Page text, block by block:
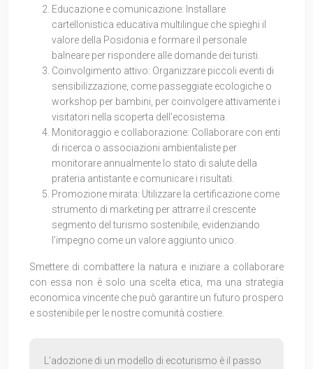
Educazione e comunicazione: Installare
cartellonistica educativa multilingue che spieghi il
valore della Posidonia e formare il personale
balneare per rispondere alle domande dei turisti.
Coinvolgimento attivo: Organizzare piccoli eventi di
sensibilizzazione, come passeggiate ecologiche o
workshop per bambini, per coinvolgere attivamente i
visitatori nella scoperta dell’ecosistema.
Monitoraggio e collaborazione: Collaborare con enti
di ricerca o associazioni ambientaliste per
monitorare annualmente lo stato di salute della
prateria antistante e comunicare i risultati.
Promozione mirata: Utilizzare la certificazione come
strumento di marketing per attrarre il crescente
segmento del turismo sostenibile, evidenziando
l’impegno come un valore aggiunto unico.
Smettere di combattere la natura e iniziare a collaborare
con essa non è solo una scelta etica, ma una strategia
economica vincente che può garantire un futuro prospero
e sostenibile per le nostre comunità costiere.
L’adozione di un modello di ecoturismo è il passo